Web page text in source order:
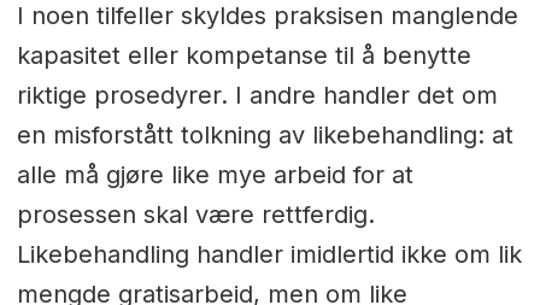
I noen tilfeller skyldes praksisen manglende
kapasitet eller kompetanse til å benytte
riktige prosedyrer. I andre handler det om
en misforstått tolkning av likebehandling: at
alle må gjøre like mye arbeid for at
prosessen skal være rettferdig.
Likebehandling handler imidlertid ikke om lik
mengde gratisarbeid, men om like